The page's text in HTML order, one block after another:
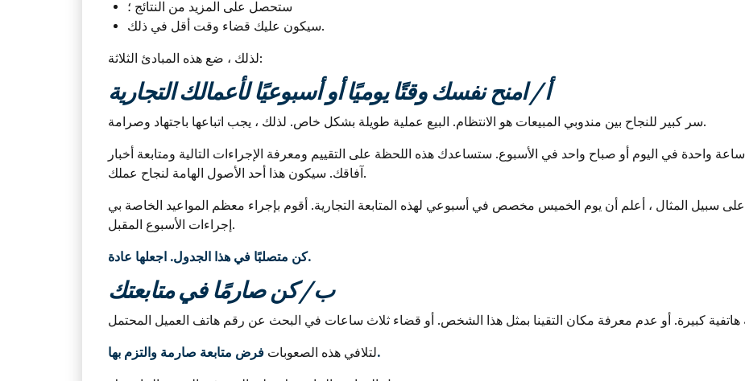
ستحصل على المزيد من النتائج ؛
سيكون عليك قضاء وقت أقل في ذلك.
لذلك ، ضع هذه المبادئ الثلاثة:
أ / امنح نفسك وقتًا يوميًا أو أسبوعيًا لأعمالك التجارية
سر كبير للنجاح بين مندوبي المبيعات هو الانتظام. البيع عملية طويلة بشكل خاص. لذلك ، يجب اتباعها باجتهاد وصرامة.
ساعة واحدة في اليوم أو صباح واحد في الأسبوع. ستساعدك هذه اللحظة على التقييم ومعرفة الإجراءات التالية ومتابعة أخبار
آفاقك. سيكون هذا أحد الأصول الهامة لنجاح عملك.
على سبيل المثال ، أعلم أن يوم الخميس مخصص في أسبوعي لهذه المتابعة التجارية. أقوم بإجراء معظم المواعيد الخاصة بي TEMP ، وتقييم أموري الحالية وجدولة
إجراءات الأسبوع المقبل.
كن متصلبًا في هذا الجدول. اجعلها عادة.
ب / كن صارمًا في متابعتك
لتلافي هذه الصعوباتفرض متابعة صارمة والتزم بها.